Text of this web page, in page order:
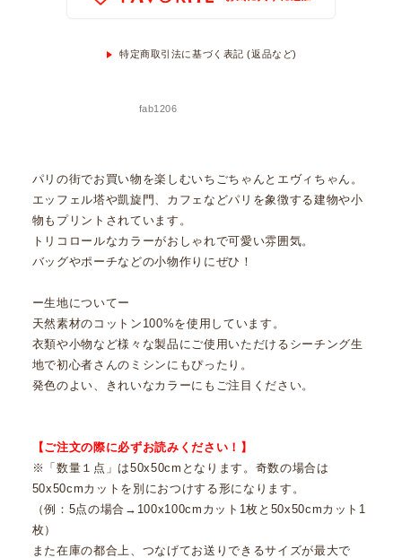
特定商取引法に基づく表記 (返品など)
fab1206
パリの街でお買い物を楽しむいちごちゃんとエヴィちゃん。
エッフェル塔や凱旋門、カフェなどパリを象徴する建物や小
物もプリントされています。
トリコロールなカラーがおしゃれで可愛い雰囲気。
バッグやポーチなどの小物作りにぜひ！
ー生地についてー
天然素材のコットン100%を使用しています。
衣類や小物など様々な製品にご使用いただけるシーチング生
地で初心者さんのミシンにもぴったり。
発色のよい、きれいなカラーにもご注目ください。
【ご注文の際に必ずお読みください！】
※「数量１点」は50x50cmとなります。奇数の場合は
50x50cmカットを別におつけする形になります。
（例：5点の場合→100x100cmカット1枚と50x50cmカット1
枚）
また在庫の都合上、つなげてお送りできるサイズが最大で